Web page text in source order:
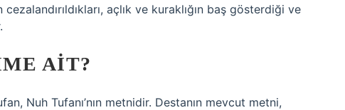
açlık ve kuraklığın baş gösterdiği ve
AIT?
Nuh Tufanı’nın metnidir. Destanın mevcut metni,